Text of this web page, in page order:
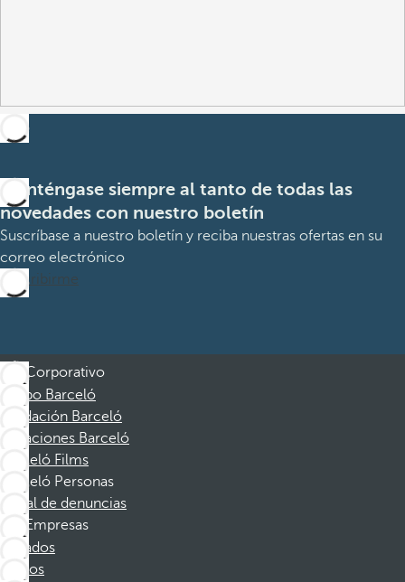
Manténgase siempre al tanto de todas las
novedades con nuestro boletín
Suscríbase a nuestro boletín y reciba nuestras ofertas en su
correo electrónico
Suscribirme
Corporativo
Grupo Barceló
Fundación Barceló
Vacaciones Barceló
Barceló Films
Barceló Personas
Canal de denuncias
Empresas
Afiliados
Socios